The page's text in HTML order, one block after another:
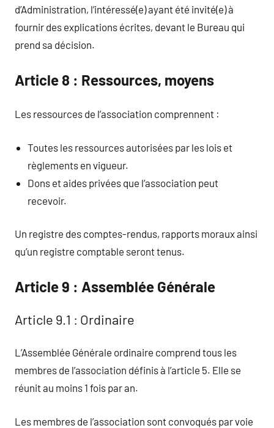
d’Administration, l’intéressé(e) ayant été invité(e) à
fournir des explications écrites, devant le Bureau qui
prend sa décision.
Article 8 : Ressources, moyens
Les ressources de l’association comprennent :
Toutes les ressources autorisées par les lois et
règlements en vigueur.
Dons et aides privées que l’association peut
recevoir.
Un registre des comptes-rendus, rapports moraux ainsi
qu’un registre comptable seront tenus.
Article 9 : Assemblée Générale
Article 9.1 : Ordinaire
L’Assemblée Générale ordinaire comprend tous les
membres de l’association définis à l’article 5. Elle se
réunit au moins 1 fois par an.
Les membres de l’association sont convoqués par voie